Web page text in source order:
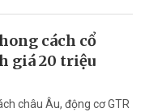
cách cổ
giá 20 triệu
châu Âu, động cơ GTR